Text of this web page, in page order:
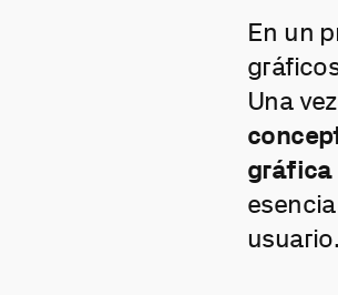
En un
Una
gráfica
usuario.